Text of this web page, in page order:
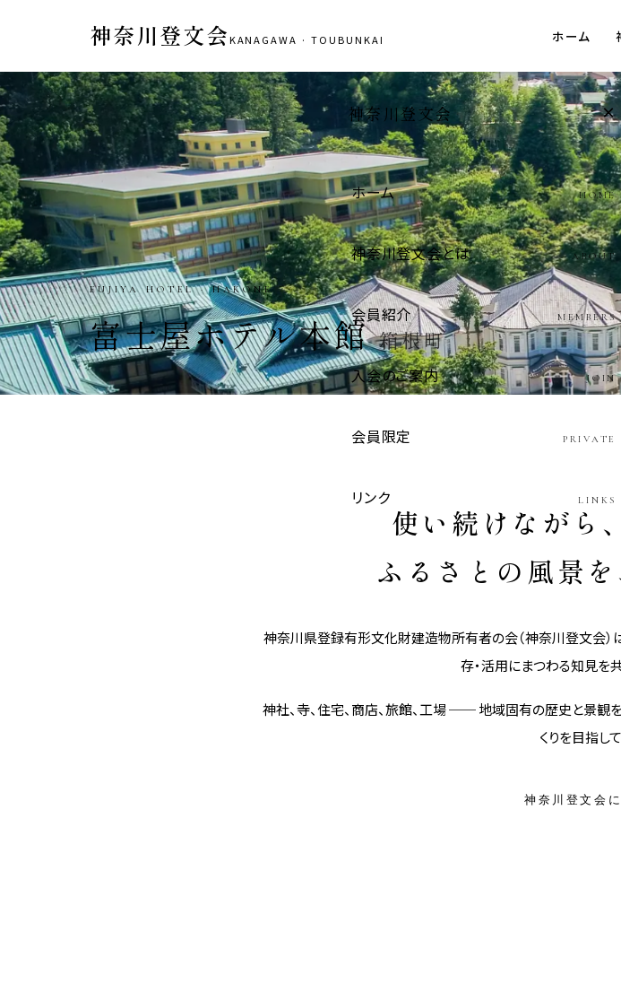
神奈川登文会KANAGAWA · TOUBUNKAI ホーム
神奈川登文会 ×
ホーム HOME
神奈川登文会とは ABOUT
会員紹介 MEMBERS
入会のご案内 JOIN
会員限定 PRIVATE
リンク LINKS
IGARASHI STORE · HADANO
五十嵐商店 秦野市
使い続けながら
ふるさとの風景を
神奈川県登録有形文化財建造物所有者の会（神奈川登文会）
存・活用にまつわる知見を
神社、寺、住宅、商店、旅館、工場 ── 地域固有の歴史と景
くりを目指し
神奈川登文会